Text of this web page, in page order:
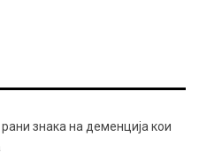
знака на деменција кои